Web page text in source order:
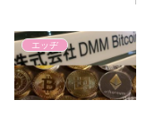
エッヂ